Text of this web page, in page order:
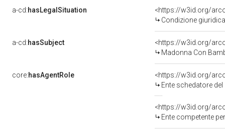
a-cd:hasLegalSituation
Condizione
a-cd:hasSubject
<https://w3id.org/
Madonna Con
core:hasAgentRole
<https://w3id.org/
Ente schedatore del bene
<https://w3id.org/
Ente competente per tutela del